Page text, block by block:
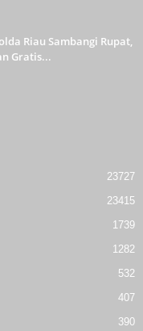
Riau Sambangi Rupat,
Gratis...
23727
23415
1739
1282
532
407
390